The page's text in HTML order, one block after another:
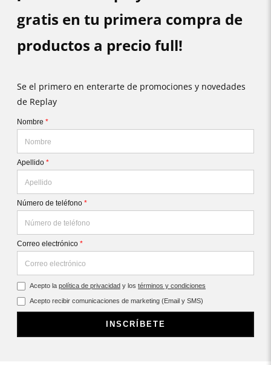
gratis en tu primera compra de
productos a precio full!
Se el primero en enterarte de promociones y novedades
de Replay
Nombre *
Apellido *
Número de teléfono *
Correo electrónico *
Acepto la política de privacidad y los términos y condiciones
Acepto recibir comunicaciones de marketing (Email y SMS)
INSCRÍBETE